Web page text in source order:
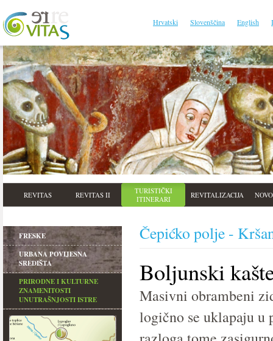
Hrvatski Slovenščina English
REVITAS REVITAS II
TURISTIČKI
ITINERARI
REVITALIZACIJA
FRESKE
URBANA POVIJESNA
SREDIŠTA
PRIRODNE I KULTURNE
ZNAMENITOSTI
UNUTRAŠNJOSTI ISTRE
Čepićko polje -
Boljunski
Masivni obrambeni
logično se uklapaju u